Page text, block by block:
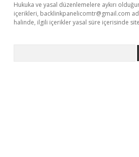
Hukuka ve yasal düzenlemelere aykırı
içerikleri, backlinkpanelicomtr@gmail.com
halinde, ilgili içerikler yasal süre içerisinde